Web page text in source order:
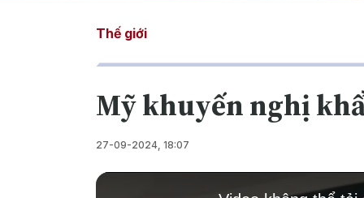
Thế giới
Mỹ khuyến nghị
27-09-2024, 18:07
This